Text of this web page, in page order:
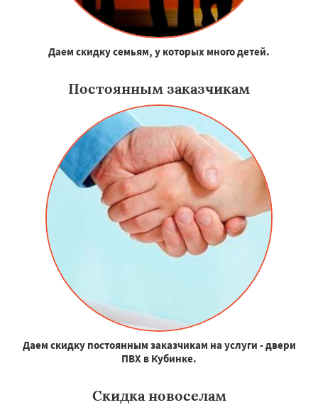
Даем скидку семьям, у которых много детей.
Постоянным заказчикам
Даем скидку постоянным заказчикам на услуги - двери
ПВХ в Кубинке.
Скидка новоселам